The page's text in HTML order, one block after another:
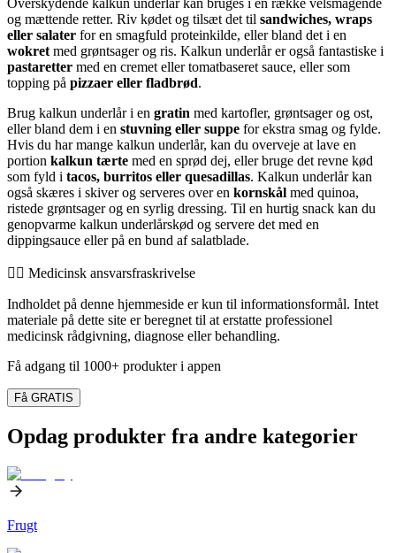
og mættende retter. Riv kødet og tilsæt det til sandwiches, wraps
eller salater for en smagfuld proteinkilde, eller bland det i en
wokret med grøntsager og ris. Kalkun underlår er også fantastiske i
pastaretter med en cremet eller tomatbaseret sauce, eller som
topping på pizzaer eller fladbrød.
Brug kalkun underlår i en gratin med kartofler, grøntsager og ost,
eller bland dem i en stuvning eller suppe for ekstra smag og fylde.
Hvis du har mange kalkun underlår, kan du overveje at lave en
portion kalkun tærte med en sprød dej, eller bruge det revne kød
som fyld i tacos, burritos eller quesadillas. Kalkun underlår kan
også skæres i skiver og serveres over en kornskål med quinoa,
ristede grøntsager og en syrlig dressing. Til en hurtig snack kan du
genopvarme kalkun underlårskød og servere det med en
dippingsauce eller på en bund af salatblade.
👨‍⚕️️ Medicinsk ansvarsfraskrivelse
Indholdet på denne hjemmeside er kun til informationsformål. Intet
materiale på dette site er beregnet til at erstatte professionel
medicinsk rådgivning, diagnose eller behandling.
Få adgang til 1000+ produkter i appen
Få GRATIS
Opdag produkter fra andre kategorier
Frugt